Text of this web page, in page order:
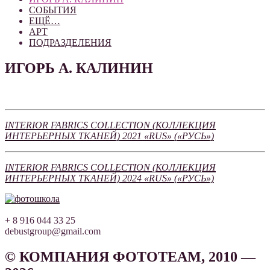
СОБЫТИЯ
ЕЩЁ…
АРТ
ПОДРАЗДЕЛЕНИЯ
ИГОРЬ А. КАЛИНИН
INTERIOR FABRICS COLLECTION (КОЛЛЕКЦИЯ
ИНТЕРЬЕРНЫХ ТКАНЕЙ) 2021 «RUS» («РУСЬ»)
INTERIOR FABRICS COLLECTION (КОЛЛЕКЦИЯ
ИНТЕРЬЕРНЫХ ТКАНЕЙ) 2024 «RUS» («РУСЬ»)
+ 8 916 044 33 25
debustgroup@gmail.com
© КОМПАНИЯ ФОТОТЕАМ, 2010 —